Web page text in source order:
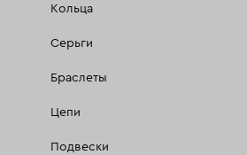
Кольца
Серьги
Браслеты
Цепи
Подвески